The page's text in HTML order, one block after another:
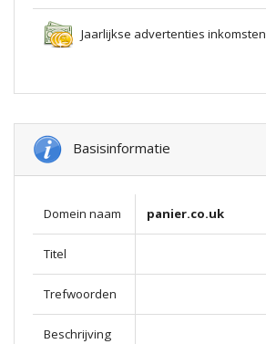
Jaarlijkse advertenties inkomsten
Basisinformatie
Domein naam panier.co.uk
Titel
Trefwoorden
Beschrijving